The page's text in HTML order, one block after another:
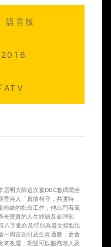
語音版
2016
ATV
居明大師這次被DBC數碼電台
香港人「真情相守，共渡時
粉絲的批命工作，他出門看風
去寶貴的人生經驗及命理知
八字批命及特別為盛女指點出
一周吉凶日及生肖通勝，更會
來改運，期望可以服務港人及